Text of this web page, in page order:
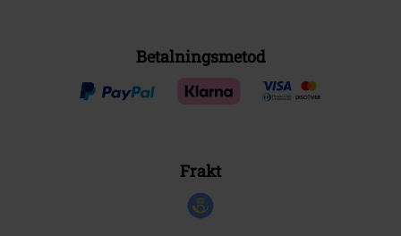
Betalningsmetod
Frakt